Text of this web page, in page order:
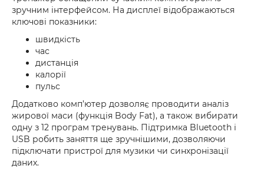
зручним інтерфейсом. На дисплеї відображаються
ключові показники:
швидкість
час
дистанція
калорії
пульс
Додатково комп’ютер дозволяє проводити аналіз
жирової маси (функція Body Fat), а також вибирати
одну з 12 програм тренувань. Підтримка Bluetooth і
USB робить заняття ще зручнішими, дозволяючи
підключати пристрої для музики чи синхронізації
даних.